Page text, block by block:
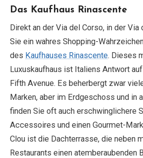
Das Kaufhaus Rinascente
Direkt an der Via del Corso, in der Via
Sie ein wahres Shopping-
des Kaufhauses Rinascente. Dieses
Luxuskaufhaus ist Italiens Antwort
Fifth Avenue. Es beherbergt zwar
Marken, aber im Erdgeschoss und in
finden Sie oft auch erschwinglichere
Accessoires und einen Gourmet-
Clou ist die Dachterrasse, die neben
Restaurants einen atemberaubenden